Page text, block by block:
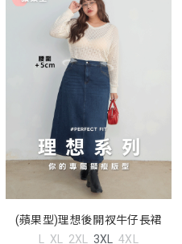
(蘋果型)理想後開衩牛仔長裙
L XL 2XL 3XL 4XL